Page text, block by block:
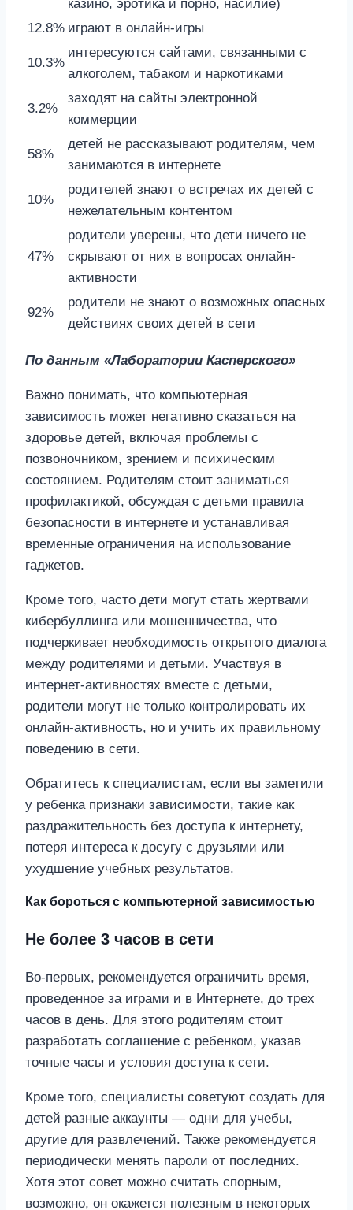
казино, эротика и порно, насилие)
12.8% играют в онлайн-игры
10.3%
интересуются сайтами, связанными с
алкоголем, табаком и наркотиками
3.2%
заходят на сайты электронной
коммерции
58%
детей не рассказывают родителям, чем
занимаются в интернете
10%
родителей знают о встречах их детей с
нежелательным контентом
47%
родители уверены, что дети ничего не
скрывают от них в вопросах онлайн-
активности
92%
родители не знают о возможных опасных
действиях своих детей в сети
По данным «Лаборатории Касперского»
Важно понимать, что компьютерная
зависимость может негативно сказаться на
здоровье детей, включая проблемы с
позвоночником, зрением и психическим
состоянием. Родителям стоит заниматься
профилактикой, обсуждая с детьми правила
безопасности в интернете и устанавливая
временные ограничения на использование
гаджетов.
Кроме того, часто дети могут стать жертвами
кибербуллинга или мошенничества, что
подчеркивает необходимость открытого диалога
между родителями и детьми. Участвуя в
интернет-активностях вместе с детьми,
родители могут не только контролировать их
онлайн-активность, но и учить их правильному
поведению в сети.
Обратитесь к специалистам, если вы заметили
у ребенка признаки зависимости, такие как
раздражительность без доступа к интернету,
потеря интереса к досугу с друзьями или
ухудшение учебных результатов.
Как бороться с компьютерной зависимостью
Не более 3 часов в сети
Во-первых, рекомендуется ограничить время,
проведенное за играми и в Интернете, до трех
часов в день. Для этого родителям стоит
разработать соглашение с ребенком, указав
точные часы и условия доступа к сети.
Кроме того, специалисты советуют создать для
детей разные аккаунты — одни для учебы,
другие для развлечений. Также рекомендуется
периодически менять пароли от последних.
Хотя этот совет можно считать спорным,
возможно, он окажется полезным в некоторых